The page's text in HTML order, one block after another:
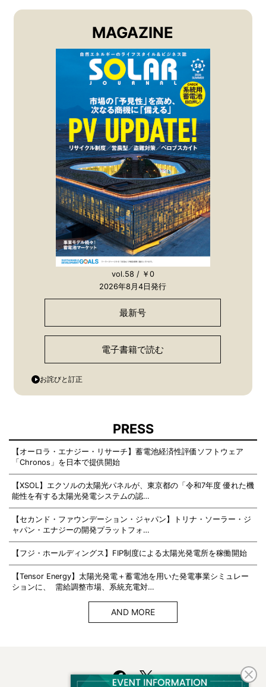
MAGAZINE
vol.58 / ￥0
2026年8月4日発行
最新号
電子書籍で読む
お詫びと訂正
PRESS
【オーロラ・エナジー・リサーチ】蓄電池経済性評価ソフトウェア
「Chronos」を日本で提供開始
【XSOL】エクソルの太陽光パネルが、東京都の「令和7年度 優れた機
能性を有する太陽光発電システムの認…
【セカンド・ファウンデーション・ジャパン】トリナ・ソーラー・ジ
ャパン・エナジーの開発プラットフォ…
【フジ・ホールディングス】FIP制度による太陽光発電所を稼働開始
【Tensor Energy】太陽光発電＋蓄電池を用いた発電事業シミュレー
ションに、 需給調整市場、系統充電対…
AND MORE